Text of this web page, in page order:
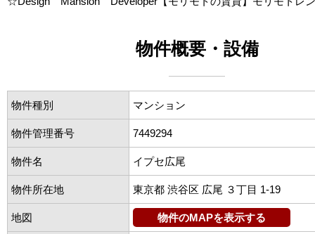
物件概要・設備
物件種別 マンション
物件管理番号 7449294
物件名 イプセ広尾
物件所在地 東京都 渋谷区 広尾 ３丁目 1-19
地図 物件のMAPを表示する